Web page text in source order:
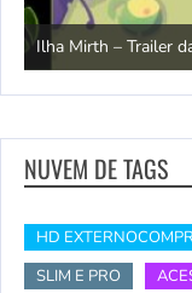
Ilha Mirth – Trailer
NUVEM DE TAGS
HD
SLIM E PRO